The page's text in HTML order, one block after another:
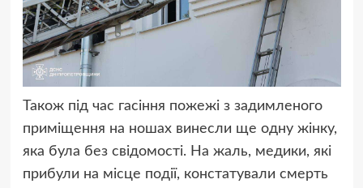
Також під час гасіння пожежі з задимленого
приміщення на ношах винесли ще одну жінку,
яка була без свідомості. На жаль, медики, які
прибули на місце події, констатували смерть